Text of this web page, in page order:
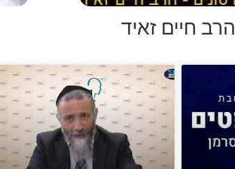
הרב חיים זאיד